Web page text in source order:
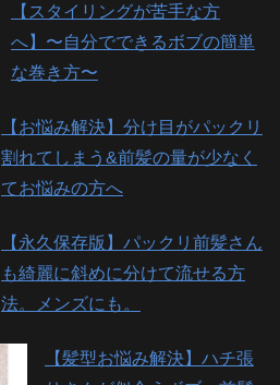
【スタイリングが苦手な方
へ】〜自分でできるボブの簡単
な巻き方〜
【お悩み解決】分け目がパックリ
割れてしまう&前髪の量が少なく
てお悩みの方へ
【永久保存版】パックリ前髪さん
も綺麗に斜めに分けて流せる方
法。メンズにも。
【髪型お悩み解決】ハチ張